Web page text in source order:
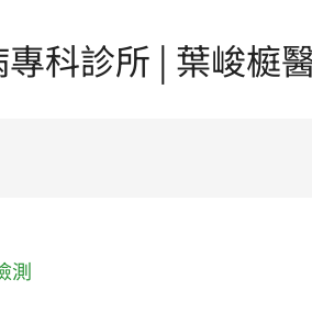
科診所 | 葉峻榳
測